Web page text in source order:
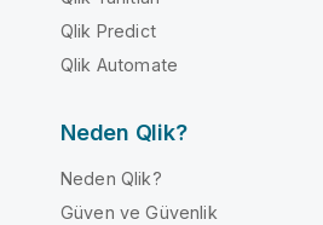
Qlik Predict
Qlik Automate
Neden Qlik?
Neden Qlik?
Güven ve Güvenlik